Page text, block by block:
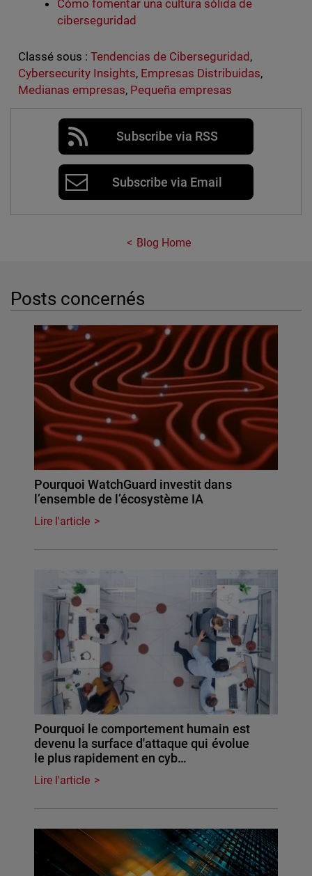
Cómo fomentar una cultura sólida de
ciberseguridad
Classé sous : Tendencias de Ciberseguridad ,
Cybersecurity Insights, Empresas Distribuidas,
Medianas empresas, Pequeña empresas
Subscribe via RSS
Subscribe via Email
Blog Home
Posts concernés
Pourquoi WatchGuard investit dans
l’ensemble de l’écosystème IA
Lire l'article
Pourquoi le comportement humain est
devenu la surface d'attaque qui évolue
le plus rapidement en cyb…
Lire l'article